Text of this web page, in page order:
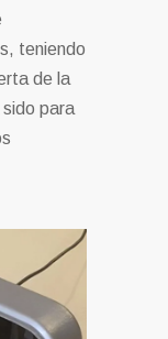
teniendo
de la
sido para